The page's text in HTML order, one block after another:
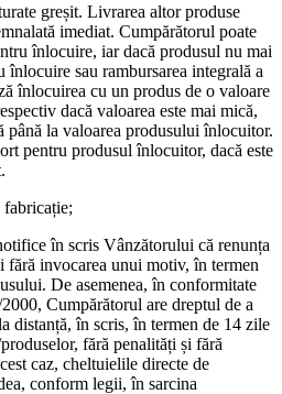
greșit. Livrarea altor produse
imediat. Cumpărătorul poate
înlocuire, iar dacă produsul nu mai
înlocuire sau rambursarea integrală a
înlocuirea cu un produs de o valoare
dacă valoarea este mai mică,
până la valoarea produsului înlocuitor.
pentru produsul înlocuitor, dacă este
fabricație;
în scris Vânzătorului că renunța
fără invocarea unui motiv, în termen
De asemenea, în conformitate
Cumpărătorul are dreptul de a
distanță, în scris, în termen de 14 zile
fără penalități și fără
caz, cheltuielile directe de
conform legii, în sarcina